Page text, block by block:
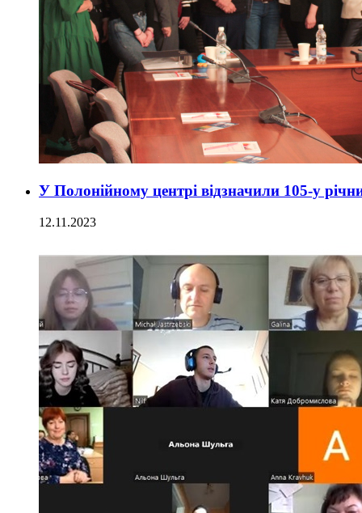
У Полонійному центрі відзначили 105-у
12.11.2023